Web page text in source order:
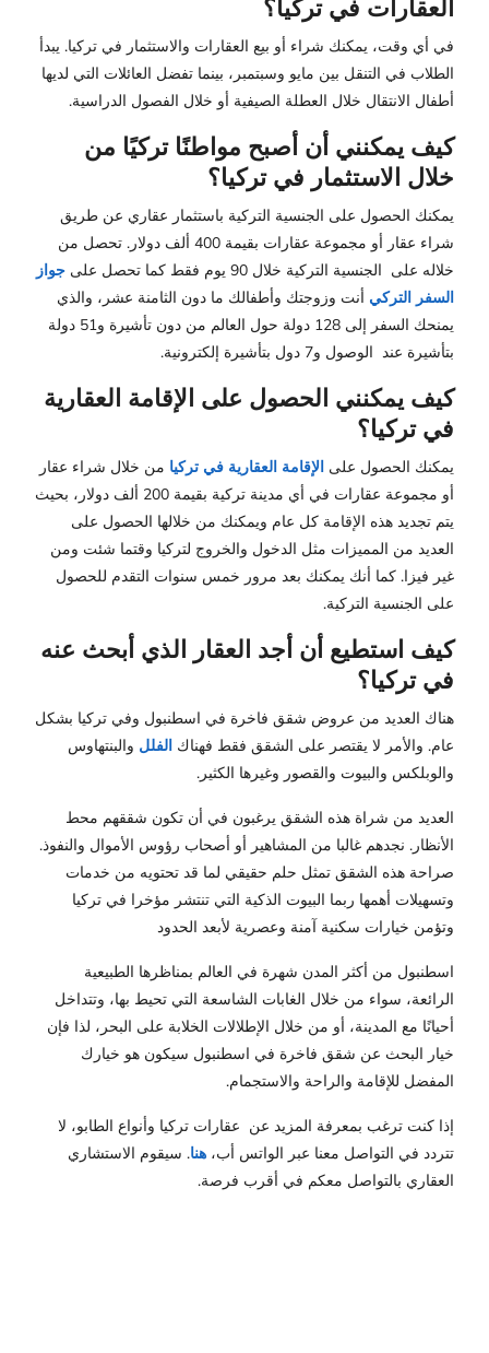
العقارات في تركيا؟
في أي وقت، يمكنك شراء أو بيع العقارات والاستثمار في تركيا. يبدأ
الطلاب في التنقل بين مايو وسبتمبر، بينما تفضل العائلات التي لديها
أطفال الانتقال خلال العطلة الصيفية أو خلال الفصول الدراسية.
كيف يمكنني أن أصبح مواطنًا تركيًا من
خلال الاستثمار في تركيا؟
يمكنك الحصول على الجنسية التركية باستثمار عقاري عن طريق
شراء عقار أو مجموعة عقارات بقيمة 400 ألف دولار. تحصل من
خلاله على الجنسية التركية خلال 90 يوم فقط كما تحصل على
جواز
السفر التركي أنت وزوجتك وأطفالك ما دون الثامنة عشر، والذي
يمنحك السفر إلى 128 دولة حول العالم من دون تأشيرة و51 دولة
بتأشيرة عند الوصول و7 دول بتأشيرة إلكترونية.
كيف يمكنني الحصول على الإقامة العقارية
في تركيا؟
يمكنك الحصول على الإقامة العقارية في تركيا من خلال شراء عقار
أو مجموعة عقارات في أي مدينة تركية بقيمة 200 ألف دولار، بحيث
يتم تجديد هذه الإقامة كل عام ويمكنك من خلالها الحصول على
العديد من المميزات مثل الدخول والخروج لتركيا وقتما شئت ومن
غير فيزا. كما أنك يمكنك بعد مرور خمس سنوات التقدم للحصول
على الجنسية التركية.
كيف استطيع أن أجد العقار الذي أبحث عنه
في تركيا؟
هناك العديد من عروض شقق فاخرة في اسطنبول وفي تركيا بشكل
عام. والأمر لا يقتصر على الشقق فقط فهناك الفلل والبنتهاوس
والوبلكس والبيوت والقصور وغيرها الكثير.
العديد من شراة هذه الشقق يرغبون في أن تكون شققهم محط
الأنظار. نجدهم غالبا من المشاهير أو أصحاب رؤوس الأموال والنفوذ.
صراحة هذه الشقق تمثل حلم حقيقي لما قد تحتويه من خدمات
وتسهيلات أهمها ربما البيوت الذكية التي تنتشر مؤخرا في تركيا
وتؤمن خيارات سكنية آمنة وعصرية لأبعد الحدود
اسطنبول من أكثر المدن شهرة في العالم بمناظرها الطبيعية
الرائعة، سواء من خلال الغابات الشاسعة التي تحيط بها، وتتداخل
أحيانًا مع المدينة، أو من خلال الإطلالات الخلابة على البحر، لذا فإن
خيار البحث عن شقق فاخرة في اسطنبول سيكون هو خيارك
المفضل للإقامة والراحة والاستجمام.
إذا كنت ترغب بمعرفة المزيد عن عقارات تركيا وأنواع الطابو، لا
تتردد في التواصل معنا عبر الواتس أب، هنا. سيقوم الاستشاري
العقاري بالتواصل معكم في أقرب فرصة.